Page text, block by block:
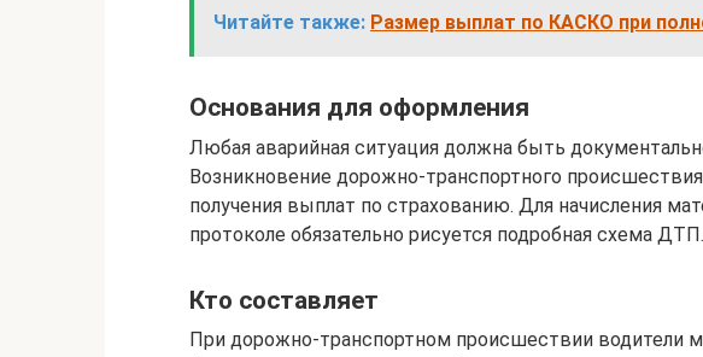
Читайте также: Размер выплат по КАСКО при
Основания для оформления
Любая аварийная ситуация должна быть
Возникновение дорожно-транспортного
получения выплат по страхованию. Для начисления
протоколе обязательно рисуется подробная схема ДТП.
Кто составляет
При дорожно-транспортном происшествии водители